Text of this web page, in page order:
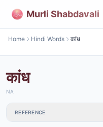
Murli Shabdavali
Home Hindi Words कांध
कांध
NA
REFERENCE